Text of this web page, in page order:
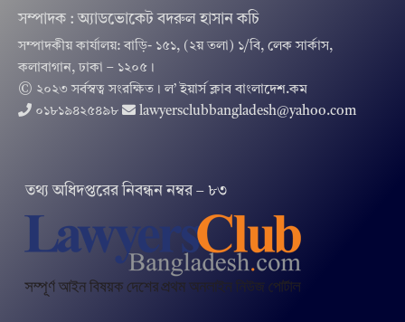
সম্পাদক : অ্যাডভোকেট বদরুল হাসান কচি
সম্পাদকীয় কার্যালয়: বাড়ি- ১৫১, (২য় তলা) ১/বি, লেক সার্কাস,
কলাবাগান, ঢাকা – ১২০৫।
© ২০২৩ সর্বস্বত্ব সংরক্ষিত । ল’ ইয়ার্স ক্লাব বাংলাদেশ.কম
০১৮১৯৪২৫৪৯৮
lawyersclubbangladesh@yahoo.com
তথ‌্য অ‌ধিদপ্ত‌রের নিবন্ধন নম্বর – ৮৩